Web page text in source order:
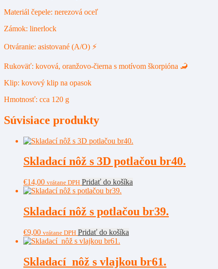
Materiál čepele: nerezová oceľ
Zámok: linerlock
Otváranie: asistované (A/O) ⚡
Rukoväť: kovová, oranžovo-čierna s motívom škorpióna 🦂
Klip: kovový klip na opasok
Hmotnosť: cca 120 g
Súvisiace produkty
Skladací nôž s 3D potlačou br40.
€14,00 vrátane DPH Pridať do košíka
Skladací nôž s potlačou br39.
€9,00 vrátane DPH Pridať do košíka
Skladací nôž s vlajkou br61.